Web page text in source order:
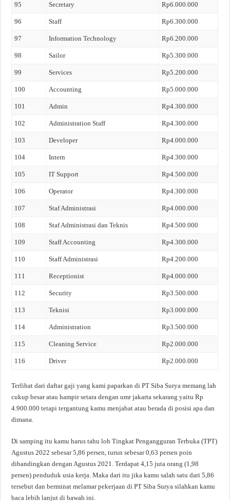
95 Secretary Rp6.000.000
96 Staff Rp6.300.000
97 Information Technology Rp6.200.000
98 Sailor Rp5.300.000
99 Services Rp5.200.000
100 Accounting Rp5.000.000
101 Admin Rp4.300.000
102 Administration Staff Rp4.300.000
103 Developer Rp4.000.000
104 Intern Rp4.300.000
105 IT Support Rp4.500.000
106 Operator Rp4.300.000
107 Staf Administrasi Rp4.000.000
108 Staf Administrasi dan Teknis Rp4.500.000
109 Staff Accounting Rp4.300.000
110 Staff Administrasi Rp4.200.000
111 Receptionist Rp4.000.000
112 Security Rp3.500.000
113 Teknisi Rp3.000.000
114 Administration Rp3.500.000
115 Cleaning Service Rp2.000.000
116 Driver Rp2.000.000
Terlihat dari daftar gaji yang kami paparkan di PT Siba Surya memang lah
cukup besar atau hampir setara dengan umr jakarta sekarang yaitu Rp
4.900.000 tetapi tergantung kamu menjabat atau berada di posisi apa dan
dimana.
Di samping itu kamu harus tahu loh Tingkat Pengangguran Terbuka (TPT)
Agustus 2022 sebesar 5,86 persen, turun sebesar 0,63 persen poin
dibandingkan dengan Agustus 2021. Terdapat 4,15 juta orang (1,98
persen) penduduk usia kerja. Maka dari itu jika kamu salah satu dari 5,86
tersebut dan berminat melamar pekerjaan di PT Siba Surya silahkan kamu
baca lebih lanjut di bawah ini.